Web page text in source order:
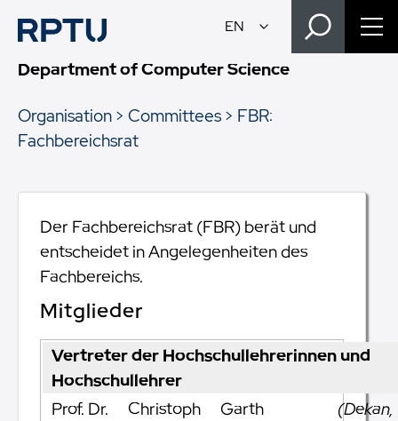
Department of Computer Science
Organisation
Committees
FBR:
Fachbereichsrat
Der Fachbereichsrat (FBR) berät und
entscheidet in Angelegenheiten des
Fachbereichs.
Mitglieder
Vertreter der Hochschullehrerinnen und
Hochschullehrer
Prof. Dr.
Christoph Garth
(Dekan,